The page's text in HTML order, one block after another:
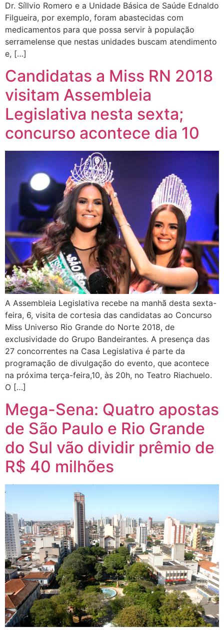
Dr. Síllvio Romero e a Unidade Básica de Saúde Ednaldo
Filgueira, por exemplo, foram abastecidas com
medicamentos para que possa servir à população
serramelense que nestas unidades buscam atendimento
e, […]
Candidatas a Miss RN 2018
visitam Assembleia
Legislativa nesta sexta;
concurso acontece dia 10
A Assembleia Legislativa recebe na manhã desta sexta-
feira, 6, visita de cortesia das candidatas ao Concurso
Miss Universo Rio Grande do Norte 2018, de
exclusividade do Grupo Bandeirantes. A presença das
27 concorrentes na Casa Legislativa é parte da
programação de divulgação do evento, que acontece
na próxima terça-feira,10, às 20h, no Teatro Riachuelo.
O […]
Mega-Sena: Quatro apostas
de São Paulo e Rio Grande
do Sul vão dividir prêmio de
R$ 40 milhões